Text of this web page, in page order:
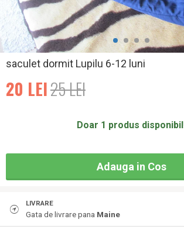
saculet dormit Lupilu 6-12 luni
20 LEI25LEI
Doar 1 produs
Adauga in Cos
LIVRARE
Gata de livrare pana Maine